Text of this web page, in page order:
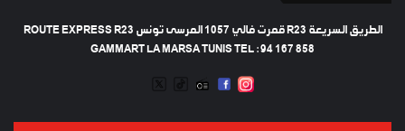
الطريق السريعة R23 قمرت فالي 1057 المرسى تونس ROUTE EXPRESS R23
GAMMART LA MARSA TUNIS TEL : 94 167 858
INSTAGRAM
FACEBOOK
RADIO
TIKTOK